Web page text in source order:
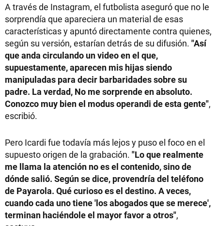
A través de Instagram, el futbolista aseguró que no le
sorprendía que apareciera un material de esas
características y apuntó directamente contra quienes,
según su versión, estarían detrás de su difusión. "Así
que anda circulando un video en el que,
supuestamente, aparecen mis hijas siendo
manipuladas para decir barbaridades sobre su
padre. La verdad, No me sorprende en absoluto.
Conozco muy bien el modus operandi de esta gente",
escribió.
Pero Icardi fue todavía más lejos y puso el foco en el
supuesto origen de la grabación. "Lo que realmente
me llama la atención no es el contenido, sino de
dónde salió. Según se dice, provendría del teléfono
de Payarola. Qué curioso es el destino. A veces,
cuando cada uno tiene 'los abogados que se merece',
terminan haciéndole el mayor favor a otros",